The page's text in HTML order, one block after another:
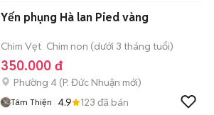
Yến phụng Hà lan Pied vàng
Chim Vẹt Chim non (dưới 3 tháng tuổi)
350.000 đ
Phường 4 (P. Đức Nhuận mới)
Tâm Thiện 4.9 123 đã bán